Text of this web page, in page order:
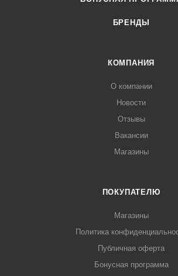
БРЕНДЫ
КОМПАНИЯ
О компании
Новости
Отзывы
Вакансии
Магазины
ПОКУПАТЕЛЮ
Магазины
Политика
Публичная оферта
Бонусная программа